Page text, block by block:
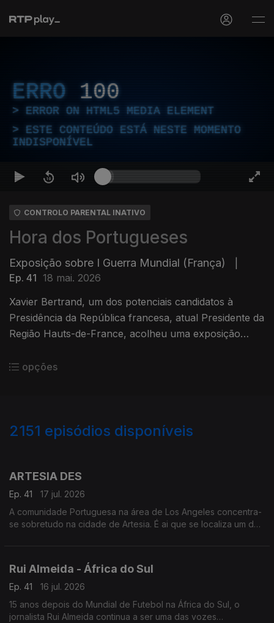
ERRO 100
ERROR ON HTML5 MEDIA ELEMENT
ESTE CONTEÚDO ESTÁ NESTE MOMENTO
INDISPONÍVEL
CONTROLO PARENTAL INATIVO
Hora dos Portugueses
Exposição sobre I Guerra Mundial (França)
Ep. 41 18 mai. 2026
Xavier Bertrand, um dos potenciais candidatos à
Presidência da República francesa, atual Presidente da
Região Hauts-de-France, acolheu uma exposição
mundial.
opções
2151 episódios disponíveis
ARTESIA DES
Ep. 41
17 jul. 2026
A comunidade Portuguesa na área de Los Angeles concentra-
se sobretudo na cidade de Artesia. É ai que se localiza um dos
Rui Almeida - África do Sul
Ep. 41
16 jul. 2026
15 anos depois do Mundial de Futebol na África do Sul, o
jornalista Rui Almeida continua a ser uma das vozes